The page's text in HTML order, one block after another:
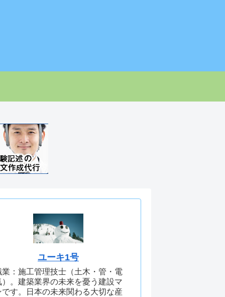
ユーキ1号
業：施工管理技士（土木・管・電
）。建築業界の未来を憂う建設マ
です。日本の未来関わる大切な産